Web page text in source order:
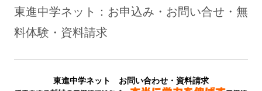
東進中学ネット：お申込み・お問い合せ・無
料体験・資料請求
東進中学ネット お問い合わせ・資料請求